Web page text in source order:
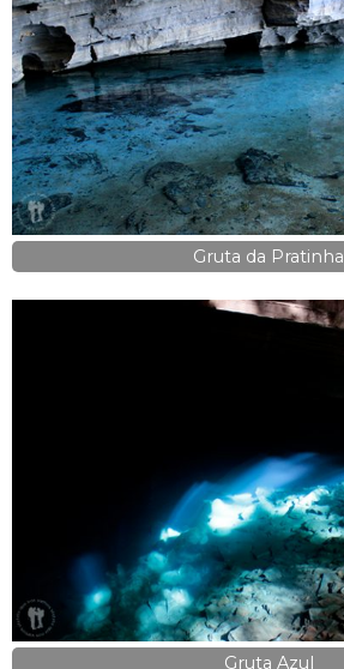
Gruta da Pratinha
Gruta Azul